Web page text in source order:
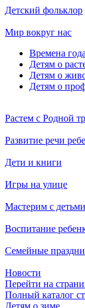
Детский фольклор
Мир вокруг нас
Времена
Детям о
Детям о
Детям о
Растем с Родной
Развитие речи
Дети и книги
Игры на улице
Мастерим с
Воспитание
Семейные
Новости
Перейти на
Полный каталог